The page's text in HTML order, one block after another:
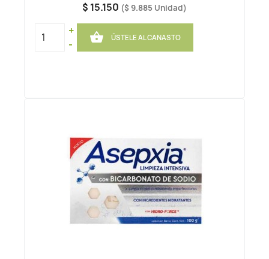
$ 15.150 ($ 9.885 Unidad)
+
-
 ÚSTELE AL CANASTO